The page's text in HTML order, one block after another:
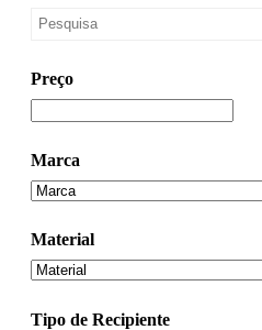
Preço
Marca
Material
Tipo de Recipiente